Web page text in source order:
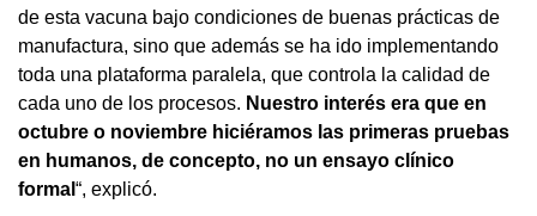
de esta vacuna bajo condiciones de buenas prácticas de
manufactura, sino que además se ha ido implementando
toda una plataforma paralela, que controla la calidad de
cada uno de los procesos. Nuestro interés era que en
octubre o noviembre hiciéramos las primeras pruebas
en humanos, de concepto, no un ensayo clínico
formal “, explicó.